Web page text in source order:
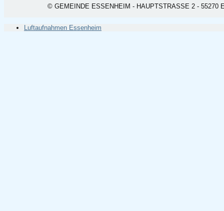
© GEMEINDE ESSENHEIM - HAUPTSTRASSE 2 - 55270
Luftaufnahmen Essenheim